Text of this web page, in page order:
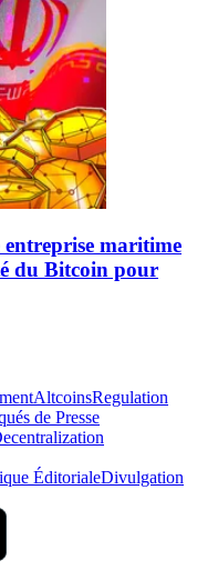
maritime
du Bitcoin pour
AltcoinsRegulation
de Presse
ÉditorialeDivulgation